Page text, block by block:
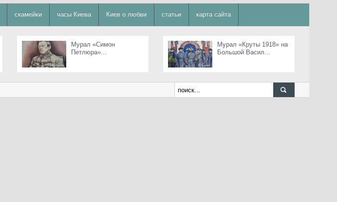
скамейки часы Киева Киев о любви статьи карта сайта
Мурал «Симон
Петлюра»...
Мурал «Круты 1918» на
Большой Васил...